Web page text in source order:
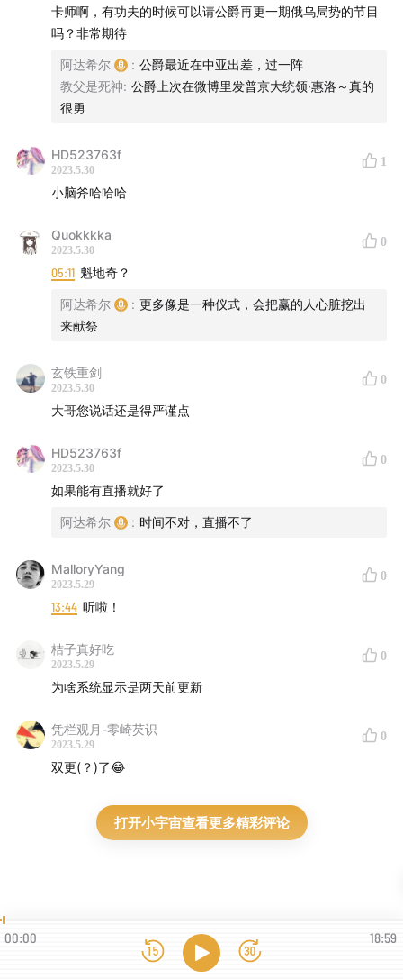
卡师啊，有功夫的时候可以请公爵再更一期俄乌局势的节目
吗？非常期待
阿达希尔 : 公爵最近在中亚出差，过一阵
教父是死神: 公爵上次在微博里发普京大统领·惠洛～真的
很勇
HD523763f
2023.5.30
1
小脑斧哈哈哈
Quokkkka
2023.5.30
0
05:11 魁地奇？
阿达希尔 : 更多像是一种仪式，会把赢的人心脏挖出
来献祭
玄铁重剑
2023.5.30
0
大哥您说话还是得严谨点
HD523763f
2023.5.30
0
如果能有直播就好了
阿达希尔 : 时间不对，直播不了
MalloryYang
2023.5.29
0
13:44 听啦！
桔子真好吃
2023.5.29
0
为啥系统显示是两天前更新
凭栏观月-零崎芡识
2023.5.29
0
双更(？)了😂
打开小宇宙查看更多精彩评论
00:00 18:59